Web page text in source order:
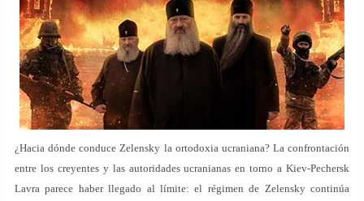
¿Hacia dónde conduce Zelensky la ortodoxia ucraniana? La confrontación
entre los creyentes y las autoridades ucranianas en torno a Kiev-Pechersk
Lavra parece haber llegado al límite: el régimen de Zelensky continúa